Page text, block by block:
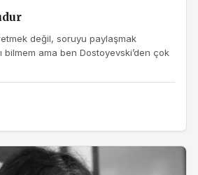
değil, soruyu paylaşmak
bilmem ama ben Dostoyevski’den çok